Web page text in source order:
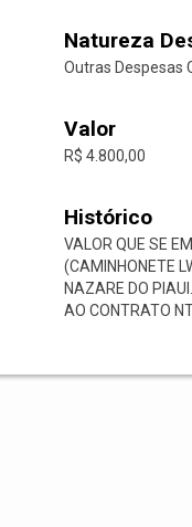
Natureza
Outras Despesas
Valor
R$ 4.800,00
Histórico
VALOR QUE SE
(CAMINHONETE
NAZARE DO
AO CONTRATO